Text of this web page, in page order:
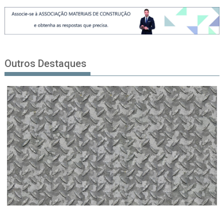
Outros Destaques